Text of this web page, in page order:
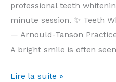
professional teeth
minute session. ✨ Teeth
— Arnould-Tanson
A bright smile is often
Teeth
Lire la suite »